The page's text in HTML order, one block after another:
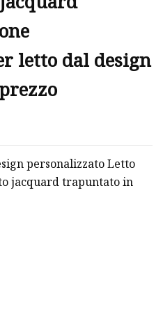
letto dal design
personalizzato Letto
jacquard trapuntato in